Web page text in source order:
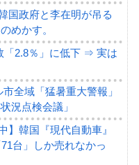
国政府と李在明が吊る
めかす。
「2.8％」に低下 ⇒ 実は
全域「猛暑重大警報」
況点検会議」
】韓国『現代自動車』
台」しか売れなかっ